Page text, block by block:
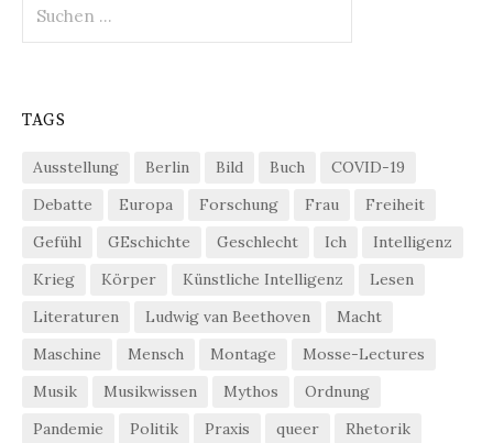
nach:
TAGS
Ausstellung Berlin Bild Buch
COVID-19
Debatte
Europa Forschung Frau
Freiheit
Gefühl
GEschichte Geschlecht Ich
Intelligenz
Krieg
Körper Künstliche Intelligenz
Lesen
Literaturen
Ludwig van Beethoven
Macht
Maschine
Mensch Montage
Mosse-Lectures
Musik
Musikwissen Mythos
Ordnung
Pandemie
Politik Praxis queer Rhetorik